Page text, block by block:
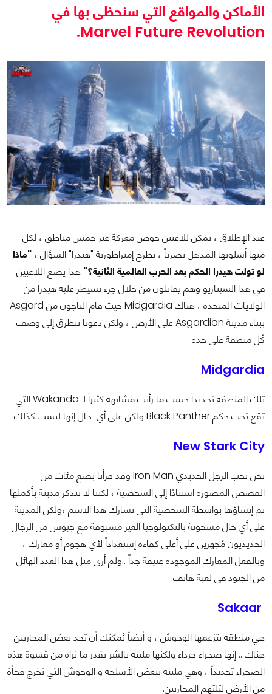
الأماكن والمواقع التي سنحظى بها في
Marvel Future Revolution.
عند الإطلاق ، يمكن للاعبين خوض معركة عبر خمس مناطق ، لكل
منها أسلوبها المذهل بصرياً ، تطرح إمبراطورية "هيدرا" السؤال ، "ماذا
لو تولت هيدرا الحكم بعد الحرب العالمية الثانية؟" هذا يضع اللاعبين
في هذا السيناريو وهم يقاتلون من خلال جزء تسيطر عليه هيدرا من
الولايات المتحدة ، هناك Midgardia حيث قام الناجون من Asgard
ببناء مدينة Asgardian على الأرض ، ولكن دعونا نتطرق إلى وصف
كُل منطقة على حدة.
Midgardia
تلك المنطقة تحديداً حسب ما رأيت مشابهة كثيراً لـ Wakanda التي
تقع تحت حكم Black Panther ولكن على أي حال إنها ليست كذلك.
New Stark City
نحن نحب الرجل الحديدي Iron Man وقد قرأنا بضع مئات من
القصص المصورة استنادًا إلى الشخصية ، لكننا لا نتذكر مدينة بأكملها
تم إنشاؤها بواسطة الشخصية التي تشارك هذا الاسم ،ولكن المدينة
على أي حال مشحونة بالتكنولوجيا الغير مسبوقة مع جيوش من الرجال
الحديديون مُجهزين على أعلى كفاءة إستعداداً لأي هجوم أو معارك ،
وبالفعل المعارك الموجودة عنيفة جداً ..ولم أرى مثل هذا العدد الهائل
من الجنود في لعبة هاتف.
هي منطقة يتزعمها الوحوش ، و أيضاً يُمكنك أن تجد بعض المحاربين
هناك .. إنها صحراء جرداء ولكنها مليئة بالشر بقدر ما نراه من قسوة هذه
الصحراء تحديداً ، وهي مليئة ببعض الأسلحة و الوحوش التي تخرج فجأة
من الأرض لتلتهم المحاربين.